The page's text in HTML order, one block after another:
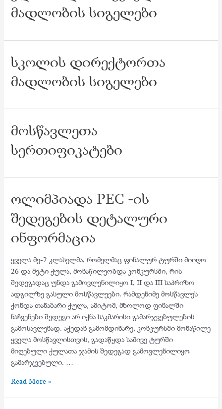
მადლობის სიგელები
სკოლის დირექტორთა
მადლობის სიგელები
მოსწავლეთა
სერთიფიკატები
ოლიმპიადა PEC -ის
შედეგების დეტალური
ინფორმაცია
ყველა მე-2 კლასელმა, რომელმაც ფინალურ ტურში მიიღო
26 და მეტი ქულა, მონაწილეობდა კონკურსში, რის
შედეგადაც უნდა გამოვლენილიყო I, II და III საპრიზო
ადგილზე გასული მოსწავლეები. რამდენიმე მოსწავლეს
ქონდა თანაბარი ქულა, ამიტომ, მხოლოდ ფინალში
ნაჩვენები შედეგი არ იქნა საკმარისი გამარჯვებულების
გამოსავლენად. აქედან გამომდინარე, კონკურსში მონაწილე
ყველა მოსწავლისთვის, გადაწყდა სამივე ტურში
მიღებული ქულათა ჯამის შედეგად გამოვლენილიყო
გამარჯვებული. …
ოლიმპიადა
Read More »